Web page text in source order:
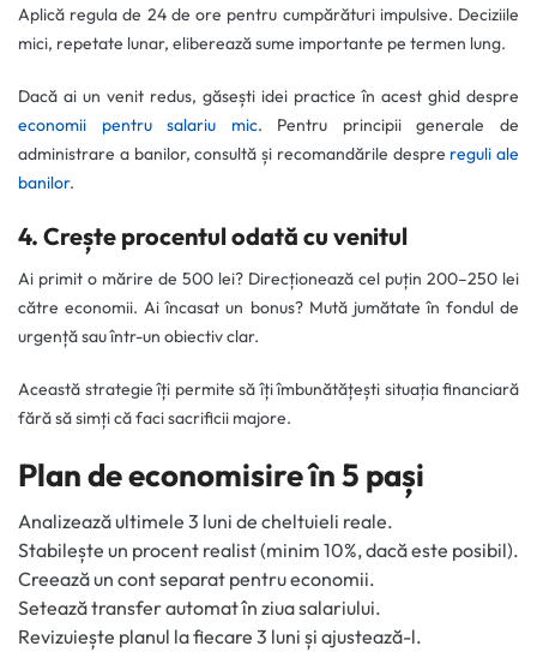
Aplică regula de 24 de ore pentru cumpărături impulsive. Deciziile
mici, repetate lunar, eliberează sume importante pe termen lung.
Dacă ai un venit redus, găsești idei practice în acest ghid despre
economii pentru salariu mic. Pentru principii generale de
administrare a banilor, consultă și recomandările despre reguli ale
banilor.
4. Crește procentul odată cu venitul
Ai primit o mărire de 500 lei? Direcționează cel puțin 200–250 lei
către economii. Ai încasat un bonus? Mută jumătate în fondul de
urgență sau într-un obiectiv clar.
Această strategie îți permite să îți îmbunătățești situația financiară
fără să simți că faci sacrificii majore.
Plan de economisire în 5 pași
Analizează ultimele 3 luni de cheltuieli reale.
Stabilește un procent realist (minim 10%, dacă este posibil).
Creează un cont separat pentru economii.
Setează transfer automat în ziua salariului.
Revizuiește planul la fiecare 3 luni și ajustează-l.